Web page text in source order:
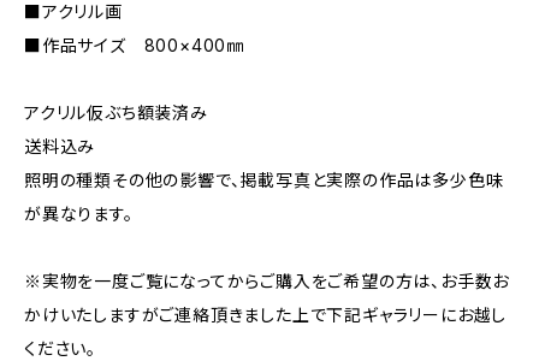
■アクリル画
■作品サイズ 800×400㎜
アクリル仮ぶち額装済み
送料込み
照明の種類その他の影響で、掲載写真と実際の作品は多少色味
が異なります。
※実物を一度ご覧になってからご購入をご希望の方は、お手数お
かけいたしますがご連絡頂きました上で下記ギャラリーにお越し
ください。